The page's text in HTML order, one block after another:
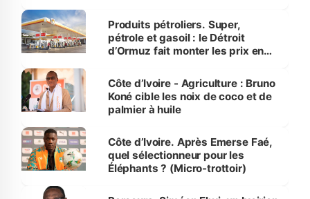
menacées
Produits pétroliers. Super,
pétrole et gasoil : le Détroit
d’Ormuz fait monter les prix en
Côte d’Ivoire - Agriculture : Bruno
Koné cible les noix de coco et de
palmier à huile
Côte d’Ivoire. Après Emerse Faé,
quel sélectionneur pour les
Éléphants ? (Micro-trottoir)